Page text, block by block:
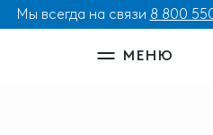
Мы всегда на связи 8 800
МЕНЮ